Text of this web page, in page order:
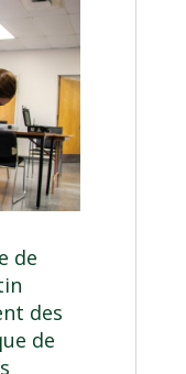
de
des
de